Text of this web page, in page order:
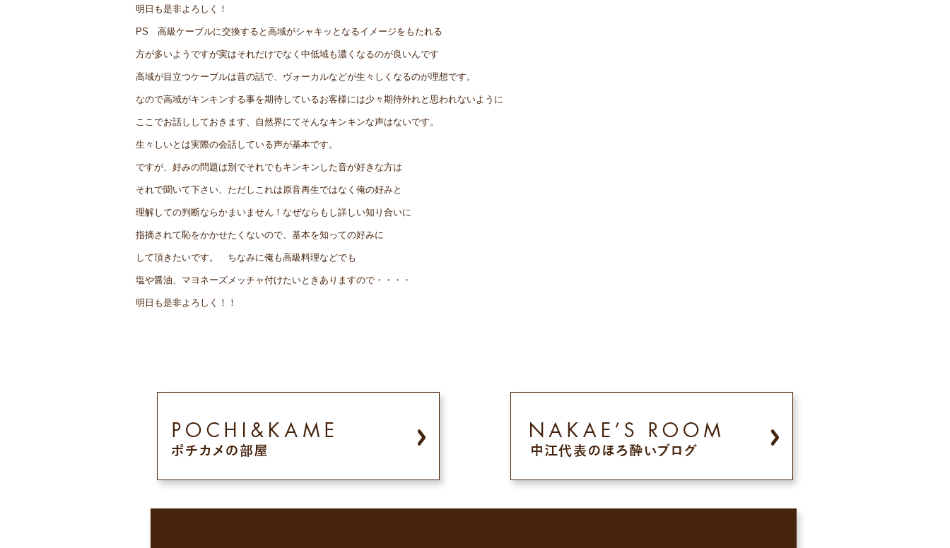
明日も是非よろしく！
PS 高級ケーブルに交換すると高域がシャキッとなるイメージをもたれる
方が多いようですが実はそれだけでなく中低域も濃くなるのが良いんです
高域が目立つケーブルは昔の話で、ヴォーカルなどが生々しくなるのが理想です。
なので高域がキンキンする事を期待しているお客様には少々期待外れと思われないように
ここでお話ししておきます、自然界にてそんなキンキンな声はないです。
生々しいとは実際の会話している声が基本です。
ですが、好みの問題は別でそれでもキンキンした音が好きな方は
それで聞いて下さい、ただしこれは原音再生ではなく俺の好みと
理解しての判断ならかまいません！なぜならもし詳しい知り合いに
指摘されて恥をかかせたくないので、基本を知っての好みに
して頂きたいです。 ちなみに俺も高級料理などでも
塩や醤油、マヨネーズメッチャ付けたいときありますので・・・・
明日も是非よろしく！！